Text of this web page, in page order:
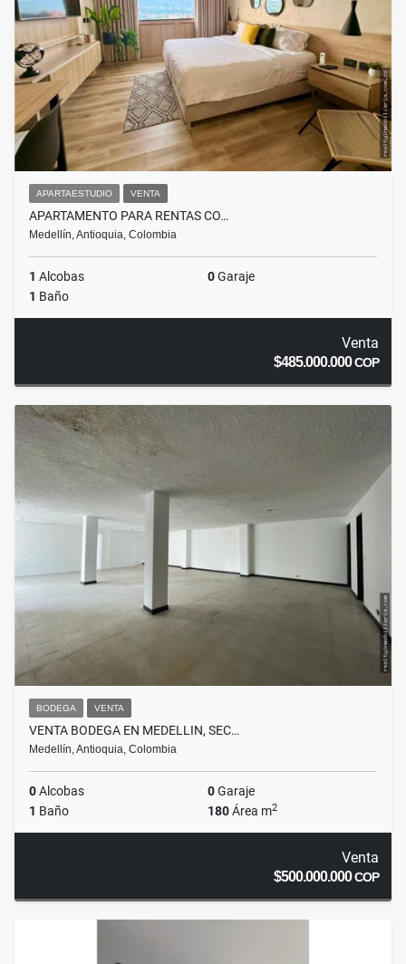
APARTAESTUDIO VENTA
APARTAMENTO PARA RENTAS CO…
Medellín, Antioquia, Colombia
1 Alcobas 0Garaje
1 Baño
Venta
$485.000.000COP
BODEGA VENTA
VENTA BODEGA EN MEDELLIN, SEC…
Medellín, Antioquia, Colombia
0Alcobas 0Garaje
1 Baño 180Área m2
Venta
$500.000.000COP